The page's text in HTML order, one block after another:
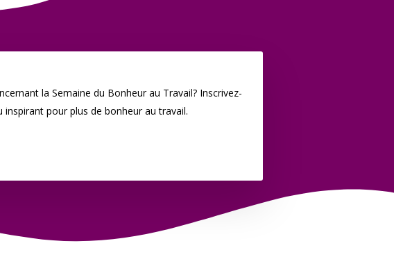
la Semaine du Bonheur au Travail? Inscrivez-
pour plus de bonheur au travail.